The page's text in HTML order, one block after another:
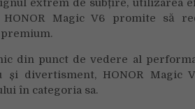
extrem de subțire, utilizarea
Magic V6 promite să
din punct de vedere al
divertisment, HONOR Magic
în categoria sa.